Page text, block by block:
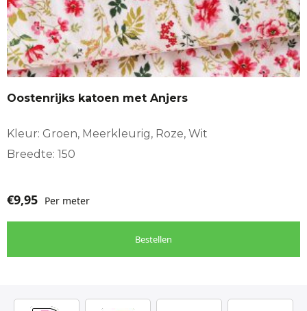
Oostenrijks katoen met Anjers
Kleur: Groen, Meerkleurig, Roze, Wit
Breedte: 150
€9,95 Per meter
Bestellen